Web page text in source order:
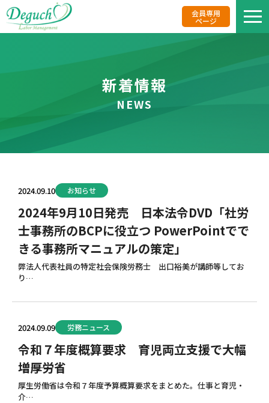
会員専用
ページ
報酬
提携
新着情報
NEWS
2024.09.10 お知らせ
2024年9月10日発売 日本法令DVD「社労
士事務所のBCPに役立つ PowerPointでで
きる事務所マニュアルの策定」
弊法人代表社員の特定社会保険労務士 出口裕美が講師等してお
り…
2024.09.09 労務ニュース
令和７年度概算要求 育児両立支援で大幅
増――厚労省
厚生労働省は令和７年度予算概算要求をまとめた。仕事と育児・
介…